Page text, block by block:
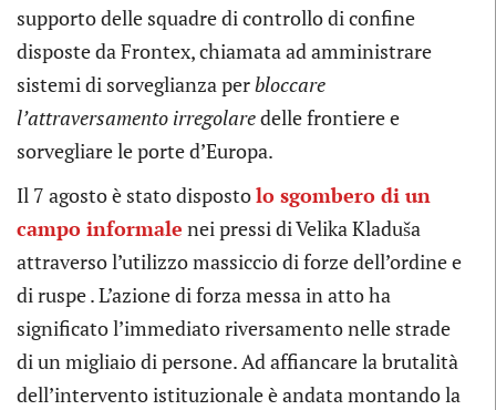
supporto delle squadre di controllo di confine
disposte da Frontex, chiamata ad amministrare
sistemi di sorveglianza perbloccare
l’attraversamento irregolaredelle frontiere e
sorvegliare le porte d’Europa.
Il 7 agosto è stato dispostolo sgombero di un
campo informale nei pressi di Velika Kladuša
attraverso l’utilizzo massiccio di forze dell’ordine e
di ruspe . L’azione di forza messa in atto ha
significato l’immediato riversamento nelle strade
di un migliaio di persone. Ad affiancare la brutalità
dell’intervento istituzionale è andata montando la